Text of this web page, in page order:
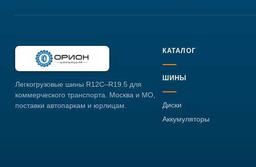
Легкогрузовые шины R12C–R19.5 для
коммерческого транспорта. Москва и МО,
поставки автопаркам и юрлицам.
КАТАЛОГ
ШИНЫ
Диски
Аккумуляторы